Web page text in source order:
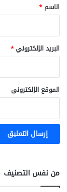
*
الاسم*
البريد الإلكتروني*
الموقع الإلكتروني
من نفس التصنيف